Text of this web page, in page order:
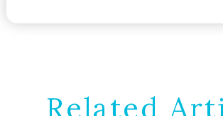
Related